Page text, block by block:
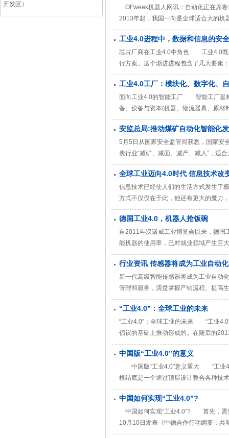
开发区）
OFweek机器人网讯：自动化正在席
2013年起，我国一向是全球适合大的机
据称，上一年我国的机械销量同比陡
型?虽然亚洲的劳动力成本依然相对较低
工业4.0进程中，数据和信息的安
芯片厂商在工业4.0中角色 工业4.0既
行方案。这个渐进进程包含了几大要素
改变、以及大数据的剖析。 要完成智
以及如何适合大程度提高能效，这也恰
工业4.0工厂：模块化、数字化、
面向工业4.0的智能工厂 智能工厂是构
备、设备与资本(机器、物流器具、原材
厂表里的万物互联，构成全新的事务
据实时信息进行剖析、判别、自我调整
安监总局:推动煤矿自动化智能化
5月5日从国家安全监管局获悉，国家安
炭行业“减矿、减面、减产、减人”，适
平。 黄玉治要求，煤矿矿长要强化“红
行业“减矿、减面、减产、减人”，适合
全球工业迈向4.0时代 信息技术改
信息技术已经使人们的生活方式发生了
方式不仅仅在于此，他还有更大的魔
2013年4月，德国便提出了工业4.0的概
要》，希望在工业4.0方面和德国
德国工业4.0，机器人抢饭碗
自2011年汉诺威工业博览会以来，德国
能机器的使用率，已对就业领域产生巨
度关注。 据德国媒体报道，该调查源
示，德国现有的3000万个工
行业资讯 传感器将成为工业自动
新一代高级智能传感器将成为工业自动
管理和服务，清楚掌握产销流程、提高
画编排与生产进度。智能工厂可实现的
快速直接测量并在线控制。而融合智能
“工业4.0”：全球工业的未来
“工业4.0”：全球工业的未来 “工业
倡议的基础上推动形成的。在随后的
白皮书，旨在确保德国在工业界综合
有线/无线
中国版“工业4.0”的意义
中国版“工业4.0”意义重大 “工业
根结底是一个通过顶层设计整合各种技
网服务充分交互的网络化世界，可实时
进行自发性连通与
中国如何实现“工业4.0”?
中国如何实现“工业4.0”? 首先，需要
10月10日发表《中德合作行动纲要：共
际交流，学习借鉴其顶层设计、实施步